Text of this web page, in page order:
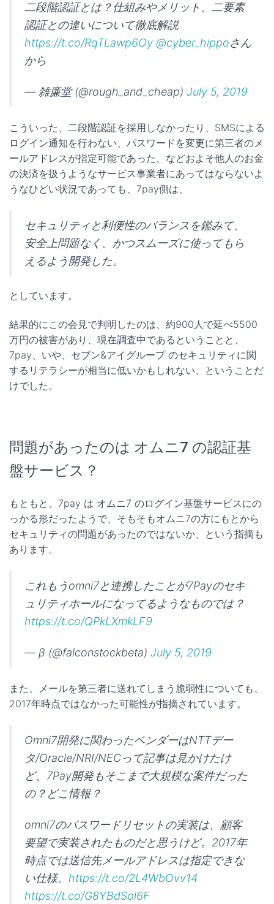
二段階認証とは？仕組みやメリット、二要素
認証との違いについて徹底解説
https://t.co/RqTLawp6Oy @cyber_hippoさん
から
— 雑廉堂 (@rough_and_cheap) July 5, 2019
こういった、二段階認証を採用しなかったり、SMSによる
ログイン通知を行わない、パスワードを変更に第三者のメ
ールアドレスが指定可能であった、などおよそ他人のお金
の決済を扱うようなサービス事業者にあってはならないよ
うなひどい状況であっても、7pay側は、
セキュリティと利便性のバランスを鑑みて、
安全上問題なく、かつスムーズに使ってもら
えるよう開発した。
としています。
結果的にこの会見で判明したのは、約900人で延べ5500
万円の被害があり、現在調査中であるということと、
7pay、いや、セブン&アイグループ のセキュリティに関
するリテラシーが相当に低いかもしれない、ということだ
けでした。
問題があったのは オムニ7 の認証基
盤サービス？
もともと、7pay は オムニ7 のログイン基盤サービスにの
っかる形だったようで、そもそもオムニ7の方にもとから
セキュリティの問題があったのではないか、という指摘も
あります。
これもうomni7と連携したことが7Payのセキ
ュリティホールになってるようなものでは？
https://t.co/QPkLXmkLF9
— β (@falconstockbeta) July 5, 2019
また、メールを第三者に送れてしまう脆弱性についても、
2017年時点ではなかった可能性が指摘されています。
Omni7開発に関わったベンダーはNTTデー
タ/Oracle/NRI/NECって記事は見かけたけ
ど、7Pay開発もそこまで大規模な案件だった
の？どこ情報？
omni7のパスワードリセットの実装は、顧客
要望で実装されたものだと思うけど。2017年
時点では送信先メールアドレスは指定できな
い仕様。 https://t.co/2L4WbOvv14
https://t.co/G8YBdSol6F